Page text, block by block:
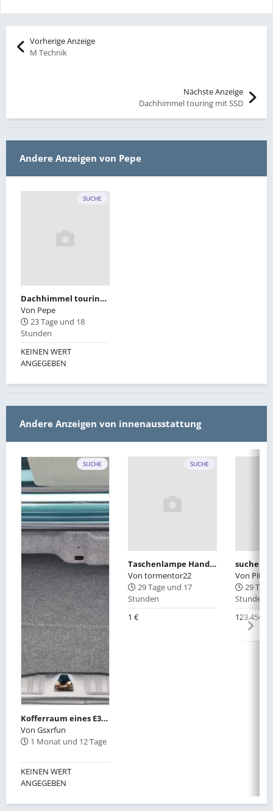
Vorherige Anzeige
M Technik
Nächste Anzeige
Dachhimmel touring mit SSD
Andere Anzeigen von Pepe
SUCHE
Dachhimmel touring mit SSD
Von Pepe
23 Tage und 18
Stunden
KEINEN WERT
ANGEGEBEN
Andere Anzeigen von innenausstattung
SUCHE
Kofferraum eines E30-Cabrios-OE 51471932815
Von Gsxrfun
1 Monat und 12 Tage
KEINEN WERT
ANGEGEBEN
SUCHE
Taschenlampe Handschuhfach
Von tormentor22
29 Tage und 17
Stunden
1 €
Von Pit-
29
Stunden
123.456 €